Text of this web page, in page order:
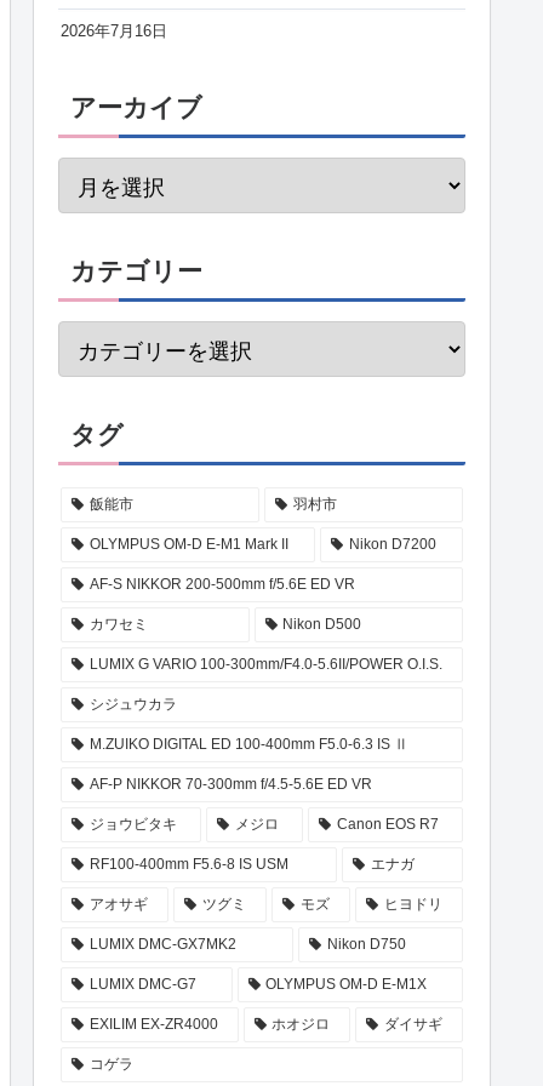
2026年7月16日
アーカイブ
カテゴリー
タグ
飯能市 羽村市
OLYMPUS OM-D E-M1 Mark II Nikon D7200
AF-S NIKKOR 200-500mm f/5.6E ED VR
カワセミ Nikon D500
LUMIX G VARIO 100-300mm/F4.0-5.6II/POWER O.I.S.
シジュウカラ
M.ZUIKO DIGITAL ED 100-400mm F5.0-6.3 IS Ⅱ
AF-P NIKKOR 70-300mm f/4.5-5.6E ED VR
ジョウビタキ メジロ Canon EOS R7
RF100-400mm F5.6-8 IS USM エナガ
アオサギ ツグミ モズ ヒヨドリ
LUMIX DMC-GX7MK2 Nikon D750
LUMIX DMC-G7 OLYMPUS OM-D E-M1X
EXILIM EX-ZR4000 ホオジロ ダイサギ
コゲラ